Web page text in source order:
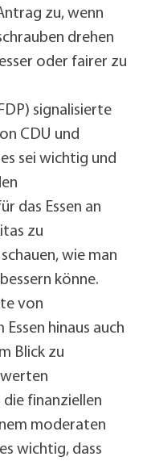
zu, wenn
drehen
oder fairer zu
signalisierte
CDU und
sei wichtig und
das Essen an
zu
wie man
könne.
von
hinaus auch
Blick zu
die finanziellen
moderaten
wichtig, dass